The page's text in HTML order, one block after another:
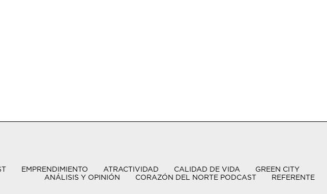
EMPRENDIMIENTO ATRACTIVIDAD CALIDAD DE VIDA
GREEN CITY
ANÁLISIS Y OPINIÓN
CORAZÓN DEL NORTE PODCAST REFERENTE